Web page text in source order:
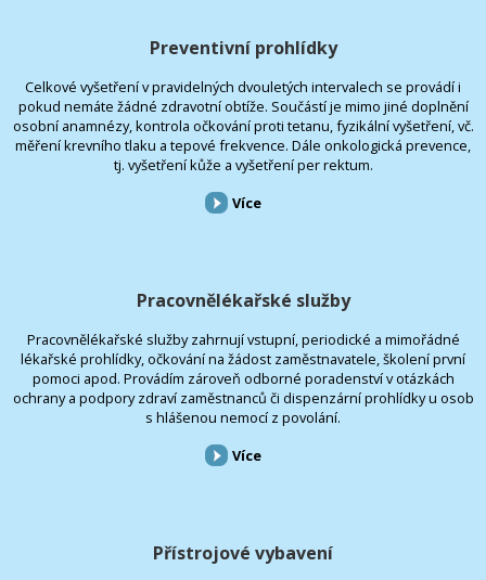
Preventivní prohlídky
Celkové vyšetření v pravidelných dvouletých intervalech se provádí i
pokud nemáte žádné zdravotní obtíže. Součástí je mimo jiné doplnění
osobní anamnézy, kontrola očkování proti tetanu, fyzikální vyšetření, vč.
měření krevního tlaku a tepové frekvence. Dále onkologická prevence,
tj. vyšetření kůže a vyšetření per rektum.
Více
Pracovnělékařské služby
Pracovnělékařské služby zahrnují vstupní, periodické a mimořádné
lékařské prohlídky, očkování na žádost zaměstnavatele, školení první
pomoci apod. Provádím zároveň odborné poradenství v otázkách
ochrany a podpory zdraví zaměstnanců či dispenzární prohlídky u osob
s hlášenou nemocí z povolání.
Více
Přístrojové vybavení